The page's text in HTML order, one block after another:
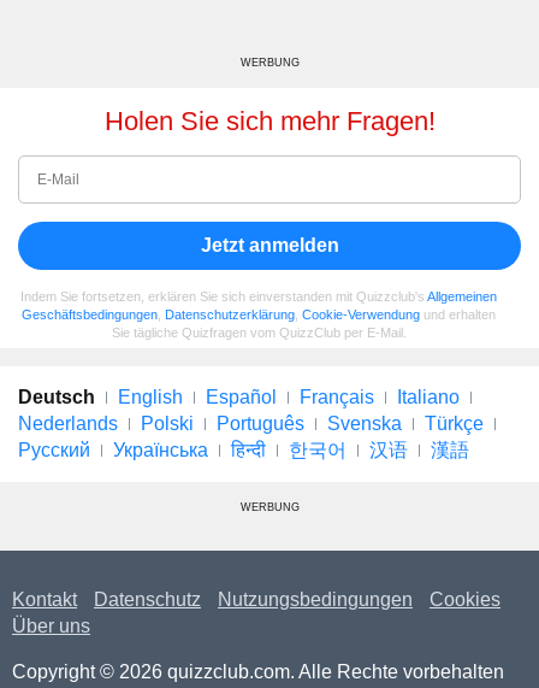
WERBUNG
Holen Sie sich mehr Fragen!
Jetzt anmelden
Indem Sie fortsetzen, erklären Sie sich einverstanden mit Quizzclub's Allgemeinen
Geschäftsbedingungen Datenschutzerklärung Cookie-Verwendung und erhalten
Sie tägliche Quizfragen vom QuizzClub per E-Mail.
Deutsch English Español Français
Italiano
Nederlands
Polski Português Svenska
Türkçe
Русский
Українська हिन्दी 한국어 汉语 漢語
WERBUNG
Kontakt Datenschutz Nutzungsbedingungen
Cookies
Über uns
Copyright © 2026 quizzclub.com. Alle Rechte vorbehalten